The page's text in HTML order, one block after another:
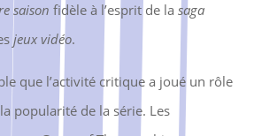
saison fidèle à l’esprit de la saga
jeux vidéo.
que l’activité critique a joué un rôle
popularité de la série. Les